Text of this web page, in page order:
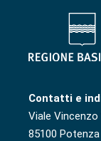
Contatti e
Viale
85100 Potenza